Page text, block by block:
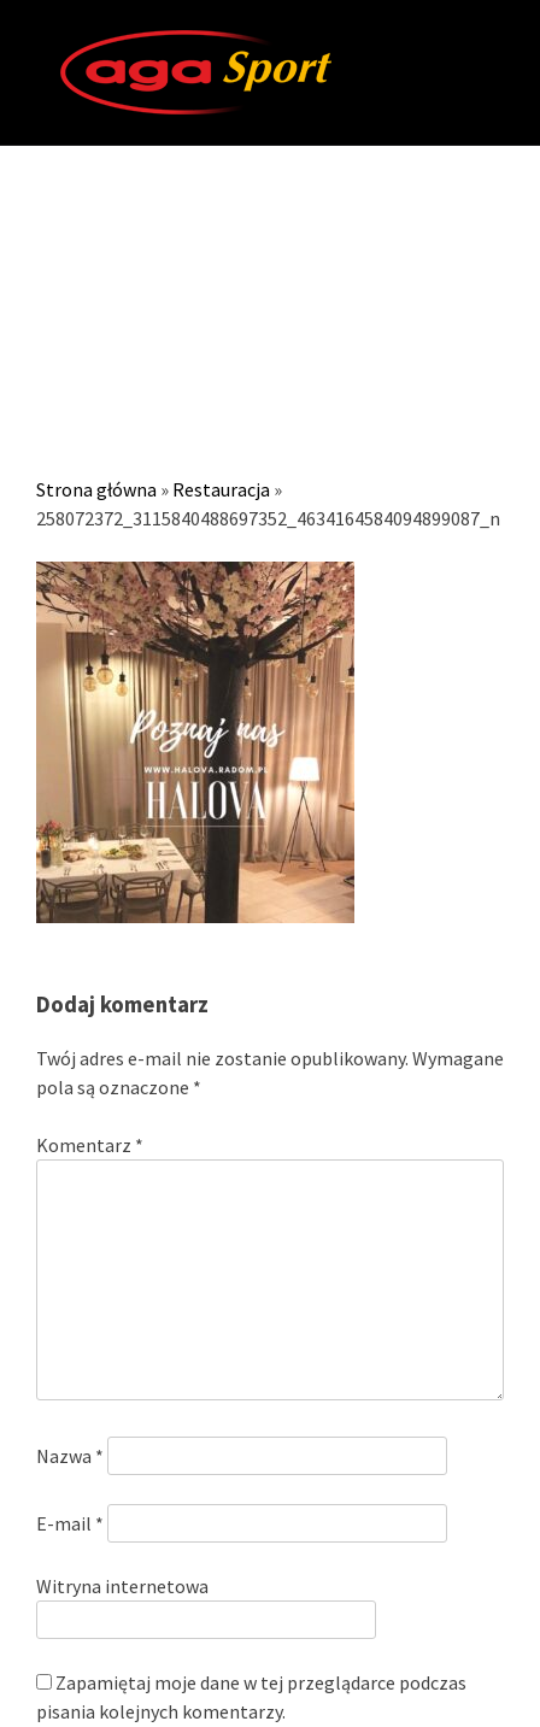
Strona główna » Restauracja »
258072372_3115840488697352_4634164584094899087_n
Dodaj komentarz
Twój adres e-mail nie zostanie opublikowany. Wymagane
pola są oznaczone *
Komentarz *
Nazwa *
E-mail *
Witryna internetowa
Zapamiętaj moje dane w tej przeglądarce podczas
pisania kolejnych komentarzy.